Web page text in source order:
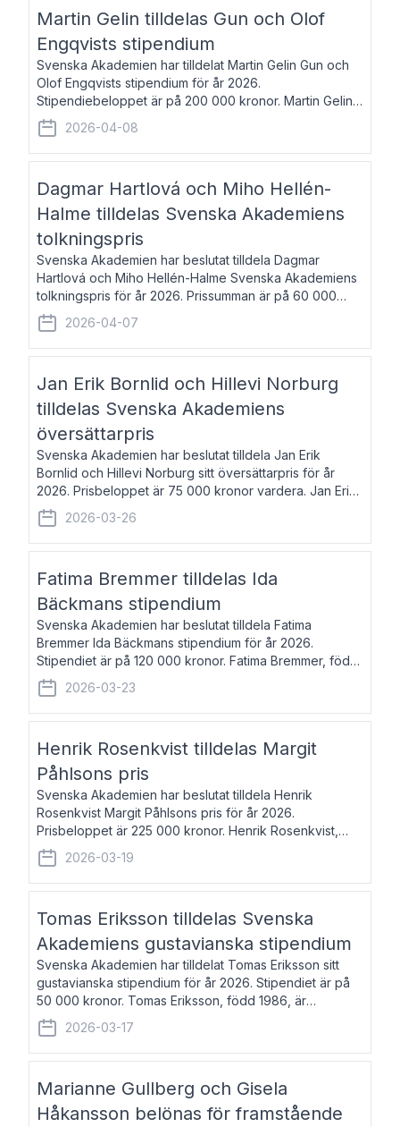
Martin Gelin tilldelas Gun och Olof
Engqvists stipendium
Svenska Akademien har tilldelat Martin Gelin Gun och
Olof Engqvists stipendium för år 2026.
Stipendiebeloppet är på 200 000 kronor. Martin Gelin,
född 1978, är journalist och författare. Han lever
numera i Paris men var under många år bosat
2026-04-08
Dagmar Hartlová och Miho Hellén-
Halme tilldelas Svenska Akademiens
tolkningspris
Svenska Akademien har beslutat tilldela Dagmar
Hartlová och Miho Hellén-Halme Svenska Akademiens
tolkningspris för år 2026. Prissumman är på 60 000
kronor var. Dagmar Hartlová, född 1951, översätter
huvudsakligen från svenska till tjeckiska
2026-04-07
Jan Erik Bornlid och Hillevi Norburg
tilldelas Svenska Akademiens
översättarpris
Svenska Akademien har beslutat tilldela Jan Erik
Bornlid och Hillevi Norburg sitt översättarpris för år
2026. Prisbeloppet är 75 000 kronor vardera. Jan Erik
Bornlid, född 1947, är översättare från tyska. Han är
främst känd för sina översät
2026-03-26
Fatima Bremmer tilldelas Ida
Bäckmans stipendium
Svenska Akademien har beslutat tilldela Fatima
Bremmer Ida Bäckmans stipendium för år 2026.
Stipendiet är på 120 000 kronor. Fatima Bremmer, född
1977, är journalist och författare. Hon utkom i fjol med
boken Ligan. Klarakvarterens blodsyst
2026-03-23
Henrik Rosenkvist tilldelas Margit
Påhlsons pris
Svenska Akademien har beslutat tilldela Henrik
Rosenkvist Margit Påhlsons pris för år 2026.
Prisbeloppet är 225 000 kronor. Henrik Rosenkvist,
född 1965, är professor i nordiska språk vid Göteborgs
universitet. Han disputerade 2004 på avhan
2026-03-19
Tomas Eriksson tilldelas Svenska
Akademiens gustavianska stipendium
Svenska Akademien har tilldelat Tomas Eriksson sitt
gustavianska stipendium för år 2026. Stipendiet är på
50 000 kronor. Tomas Eriksson, född 1986, är
projektledare inom marknadsföring och författare och
utkom i fjol med boken Syndabocken.
2026-03-17
Marianne Gullberg och Gisela
Håkansson belönas för framstående